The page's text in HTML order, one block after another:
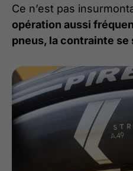
Ce n’est pas
opération aussi
pneus, la contrainte se